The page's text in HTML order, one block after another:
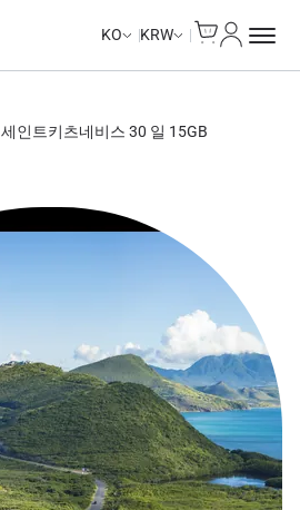
KO KRW
세인트키츠네비스 30 일 15GB